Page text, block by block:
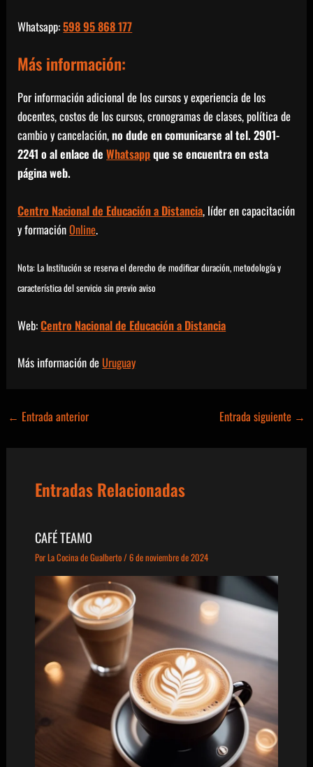
Whatsapp:598 95 868 177
Más información:
Por información adicional de los cursos y experiencia de los
docentes, costos de los cursos, cronogramas de clases, política de
cambio y cancelación,no dude en comunicarse al tel. 2901-
2241 o al enlace deWhatsappque se encuentra en esta
página web.
Centro Nacional de Educación a Distancia, líder en capacitación
y formaciónOnline.
Nota: La Institución se reserva el derecho de modificar duración, metodología y
característica del servicio sin previo aviso
Web:Centro Nacional de Educación a Distancia
Más información de Uruguay
← Entrada anterior Entrada siguiente →
Entradas Relacionadas
CAFÉ TEAMO
PorLa Cocina de Gualberto/ 6 de noviembre de 2024